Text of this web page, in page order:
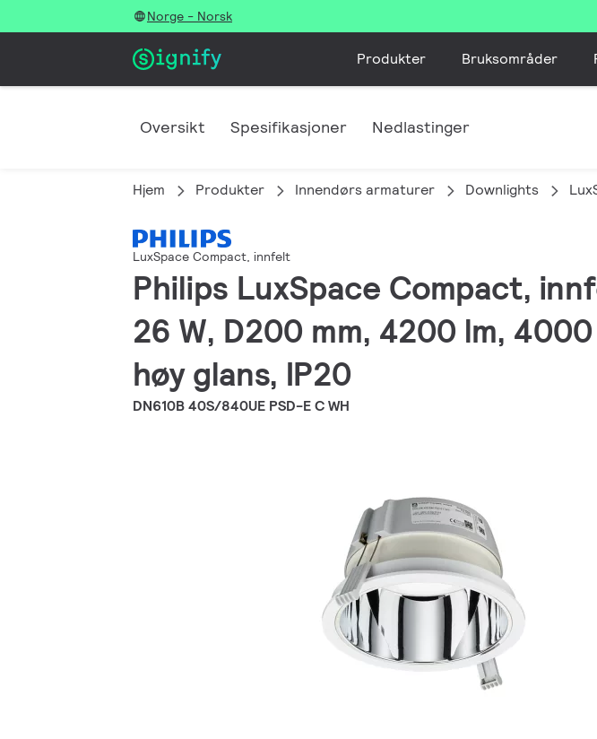
Norge - Norsk
Produkter Bruksområder
Oversikt Spesifikasjoner Nedlastinger
Hjem Produkter Innendørs armaturer Downlights
LuxSpace Compact, innfelt
Philips LuxSpace Compact,
26 W, D200 mm, 4200 lm,
høy glans, IP20
DN610B 40S/840UE PSD-E C WH